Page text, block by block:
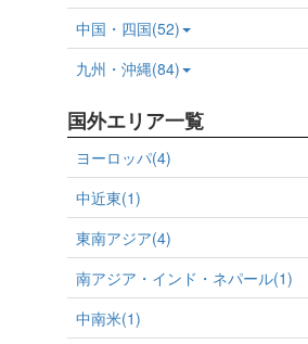
中国・四国(52)
九州・沖縄(84)
国外エリア一覧
ヨーロッパ(4)
中近東(1)
東南アジア(4)
南アジア・インド・ネパール(1)
中南米(1)